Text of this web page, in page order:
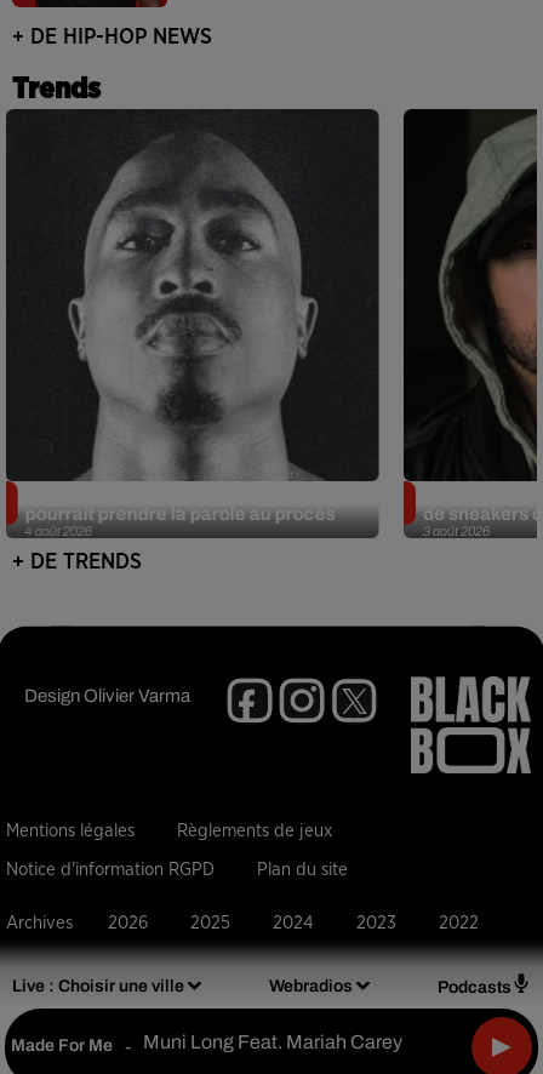
Live : Choisir une ville Webradios Podcasts
Made For Me - Muni Long Feat. Mariah Carey
+ DE HIP-HOP NEWS
Trends
4 août 2026
pourrait prendre la parole au procès
3 août 2026
de sneakers
+ DE TRENDS
DesignOlivier Varma
Mentions légales Règlements de jeux
Notice d'information RGPD Plan du site
Archives 2026 2025 2024 2023 2022